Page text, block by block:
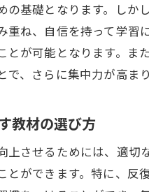
の基礎となります。しか
重ね、自信を持って学
とが可能となります。
で、さらに集中力が高ま
教材の選び方
上させるためには、適切
とができます。特に、反